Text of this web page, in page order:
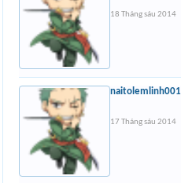
18 Tháng sáu 2014
naitolemlinh001
17 Tháng sáu 2014